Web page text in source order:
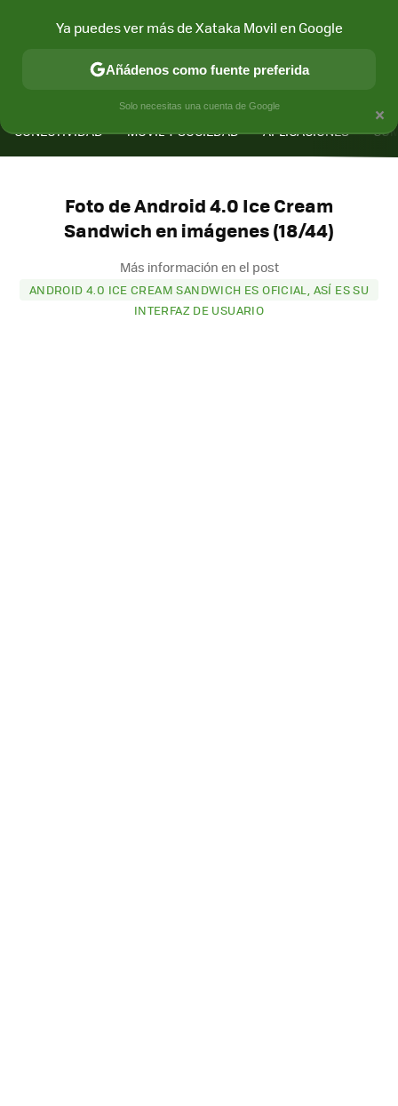
CONECTIVIDAD MÓVIL Y SOCIEDAD APLICACIONES
Foto de Android 4.0 Ice Cream
Sandwich en imágenes (18/44)
Más información en el post
ANDROID 4.0 ICE CREAM SANDWICH ES OFICIAL, ASÍ ES SU
INTERFAZ DE USUARIO
×
Ya puedes ver más de Xataka Movil en Google
Añádenos como fuente preferida
Solo necesitas una cuenta de Google